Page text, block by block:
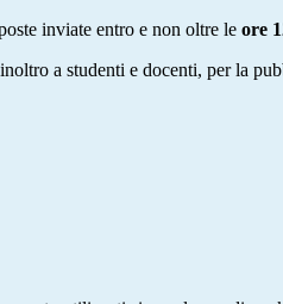
inviate entro e non oltre le ore
a studenti e docenti, per la